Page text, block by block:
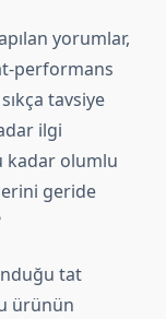
yorumlar,
performans
tavsiye
ilgi
kadar olumlu
geride
tat
ürünün